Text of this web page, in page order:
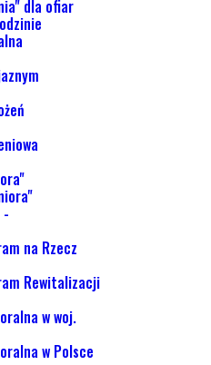
dla ofiar
-
na Rzecz
Rewitalizacji
w woj.
w Polsce